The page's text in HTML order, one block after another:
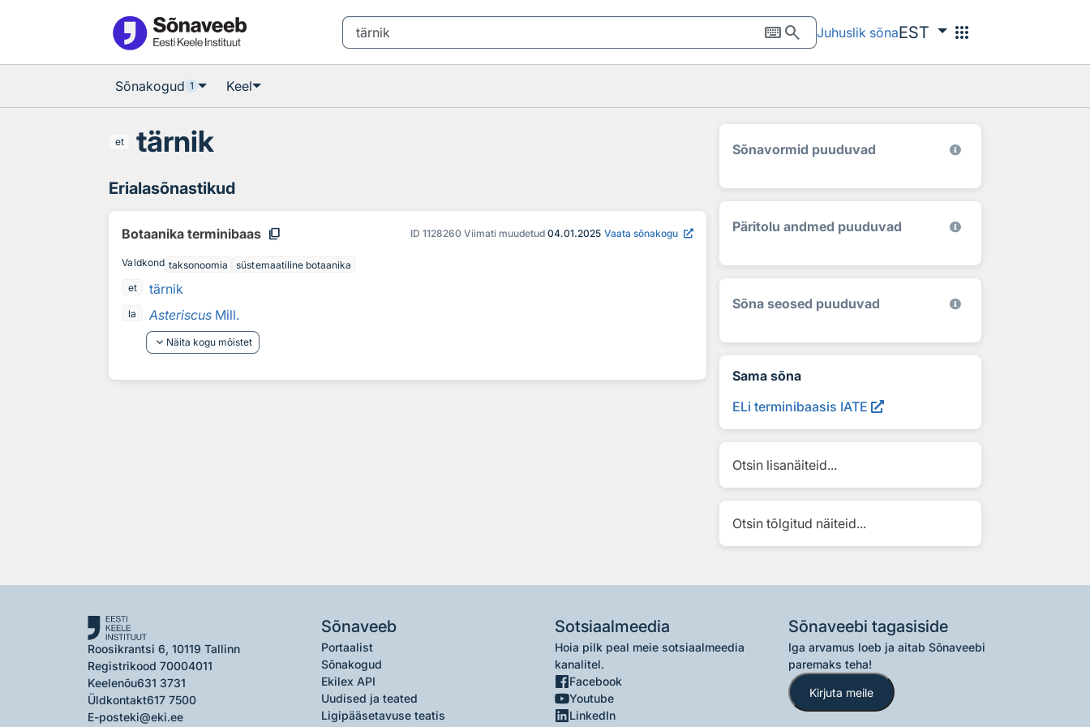
keyboardsearch Juhuslik sõnaEST apps
Sõnakogud 1 Keel
et tärnik
Erialasõnastikud
Botaanika terminibaas content_copy ID 1128260 Viimati muudetud 04.01.2025 Vaata sõnakogu
Valdkond taksonoomia
süstemaatiline botaanika
et
tärnik
la Asteriscus Mill.
keyboard_arrow_down Näita kogu mõistet
Sõnavormid puuduvad
Päritolu andmed puuduvad
Sõna seosed puuduvad
Sama sõna
ELi terminibaasis IATE
Otsin lisanäiteid...
Otsin tõlgitud näiteid...
Roosikrantsi 6, 10119 Tallinn
Registrikood 70004011
Keelenõu631 3731
Üldkontakt617 7500
E-posteki@eki.ee
Sõnaveeb
Portaalist
Sõnakogud
Ekilex API
Uudised ja teated
Ligipääsetavuse teatis
Sotsiaalmeedia
Hoia pilk peal meie sotsiaalmeedia
kanalitel.
Facebook
Youtube
LinkedIn
Sõnaveebi tagasiside
Iga arvamus loeb ja aitab Sõnaveebi
paremaks teha!
Kirjuta meile